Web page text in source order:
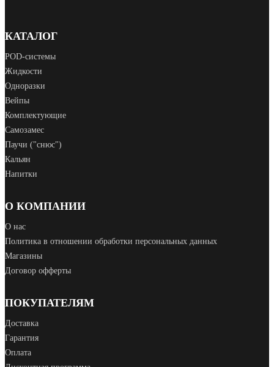
КАТАЛОГ
POD‑системы
Жидкости
Одноразки
Вейпы
Комплектующие
Самозамес
Паучи ("снюс")
Кальян
Напитки
О КОМПАНИИ
О нас
Политика в отношении обработки персональных данных
Магазины
Договор офферты
ПОКУПАТЕЛЯМ
Доставка
Гарантия
Оплата